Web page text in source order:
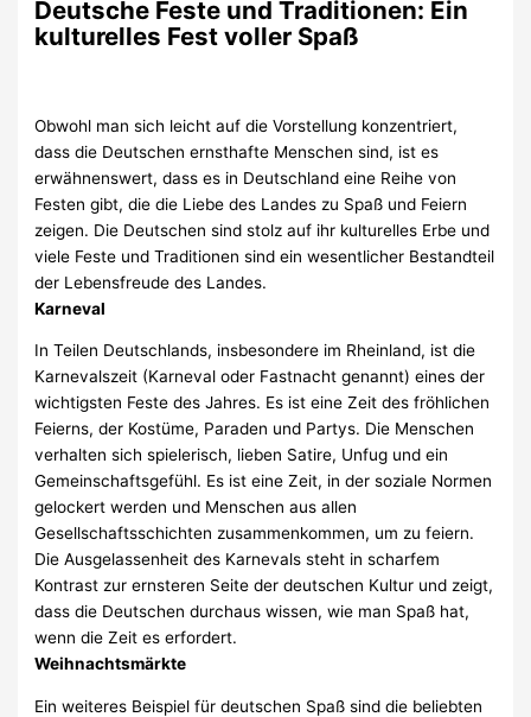
Deutsche Feste und Traditionen: Ein
kulturelles Fest voller Spaß
Obwohl man sich leicht auf die Vorstellung konzentriert,
dass die Deutschen ernsthafte Menschen sind, ist es
erwähnenswert, dass es in Deutschland eine Reihe von
Festen gibt, die die Liebe des Landes zu Spaß und Feiern
zeigen. Die Deutschen sind stolz auf ihr kulturelles Erbe und
viele Feste und Traditionen sind ein wesentlicher Bestandteil
der Lebensfreude des Landes.
Karneval
In Teilen Deutschlands, insbesondere im Rheinland, ist die
Karnevalszeit (Karneval oder Fastnacht genannt) eines der
wichtigsten Feste des Jahres. Es ist eine Zeit des fröhlichen
Feierns, der Kostüme, Paraden und Partys. Die Menschen
verhalten sich spielerisch, lieben Satire, Unfug und ein
Gemeinschaftsgefühl. Es ist eine Zeit, in der soziale Normen
gelockert werden und Menschen aus allen
Gesellschaftsschichten zusammenkommen, um zu feiern.
Die Ausgelassenheit des Karnevals steht in scharfem
Kontrast zur ernsteren Seite der deutschen Kultur und zeigt,
dass die Deutschen durchaus wissen, wie man Spaß hat,
wenn die Zeit es erfordert.
Weihnachtsmärkte
Ein weiteres Beispiel für deutschen Spaß sind die beliebten